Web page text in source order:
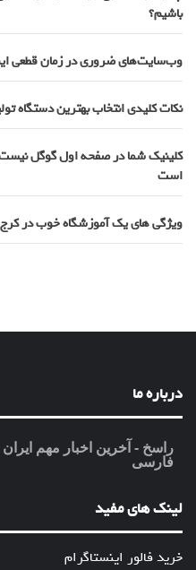
باشیم؟
وب‌سایت‌های ضروری در زمان قطعی
نکات کلیدی انتخاب بهترین دستگاه
کلینیک شما در صفحه اول گوگل
است
ویژگی های یک آموزشگاه خوب در کرج
درباره ما
راسخ - آخرین اخبار مهم
فارسی
لینک های مفید
خرید فالور اینستاگرام